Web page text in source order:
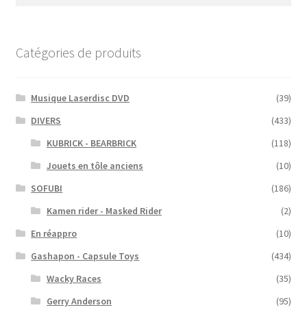
Catégories de produits
Musique Laserdisc DVD
(39)
DIVERS
(433)
KUBRICK - BEARBRICK
(118)
Jouets en tôle anciens
(10)
SOFUBI
(186)
Kamen rider - Masked Rider
(2)
En réappro
(10)
Gashapon - Capsule Toys
(434)
Wacky Races
(35)
Gerry Anderson
(95)